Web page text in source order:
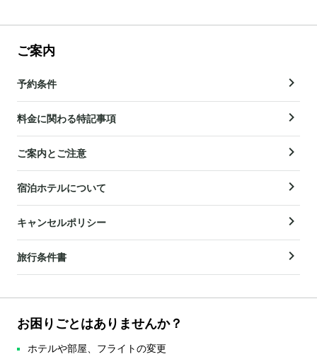
ご案内
予約条件
料金に関わる特記事項
ご案内とご注意
宿泊ホテルについて
キャンセルポリシー
旅行条件書
お困りごとはありませんか？
ホテルや部屋、フライトの変更